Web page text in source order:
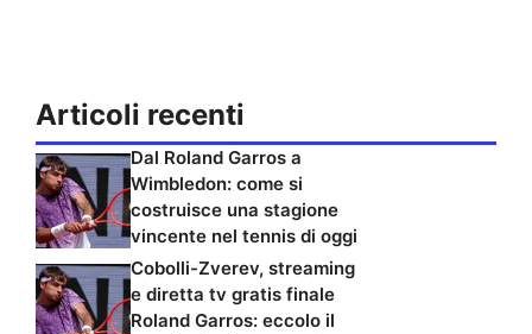
Articoli recenti
Dal Roland Garros a
Wimbledon: come si
costruisce una stagione
vincente nel tennis di oggi
Cobolli-Zverev, streaming
e diretta tv gratis finale
Roland Garros: eccolo il